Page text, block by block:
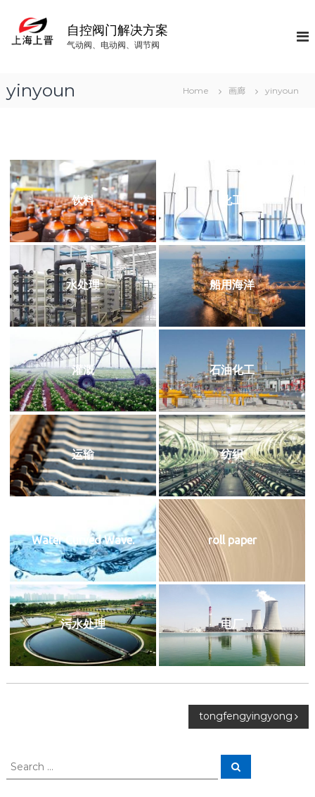
自控阀门解决方案
气动阀、电动阀、调节阀
yinyoun Home 画廊 yinyoun
饮料 化工
水处理 船用海洋
灌溉 石油化工
运输 纺织
Water Curved Wave. roll paper
污水处理 电厂
导
tongfengyingyong
S
S
e